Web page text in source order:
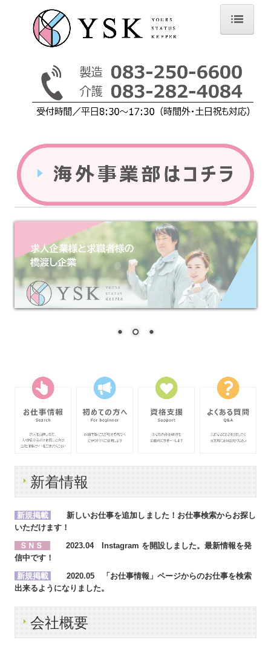
ホーム
初めての方へ
資格支援サポート
お問い合わせ
個人情報保護方針
会社紹介
YSKの特徴
皆さんの声
スタッフの声
待遇決定方式の情報
一般事業主行動計画
SDGs
採用HP
新着情報
新規掲載
新しいお仕事を追加しました！お仕事検索からお探し
いただけます！
ＳＮＳ
2023.04Instagram を開設しました。最新情報を発
信中です！
新規掲載
2020.05 「お仕事情報」ページからのお仕事を検索
出来るようになりました。
会社概要